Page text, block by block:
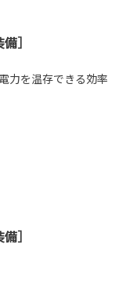
］
力を温存できる効率
］